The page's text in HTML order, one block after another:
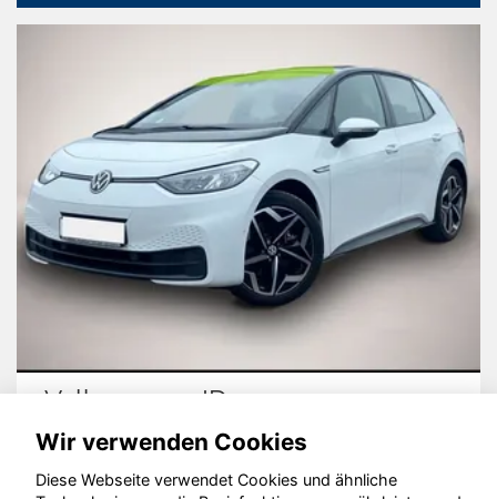
Skoda Kamiq
Wir verwenden Cookies
Diese Webseite verwendet Cookies und ähnliche